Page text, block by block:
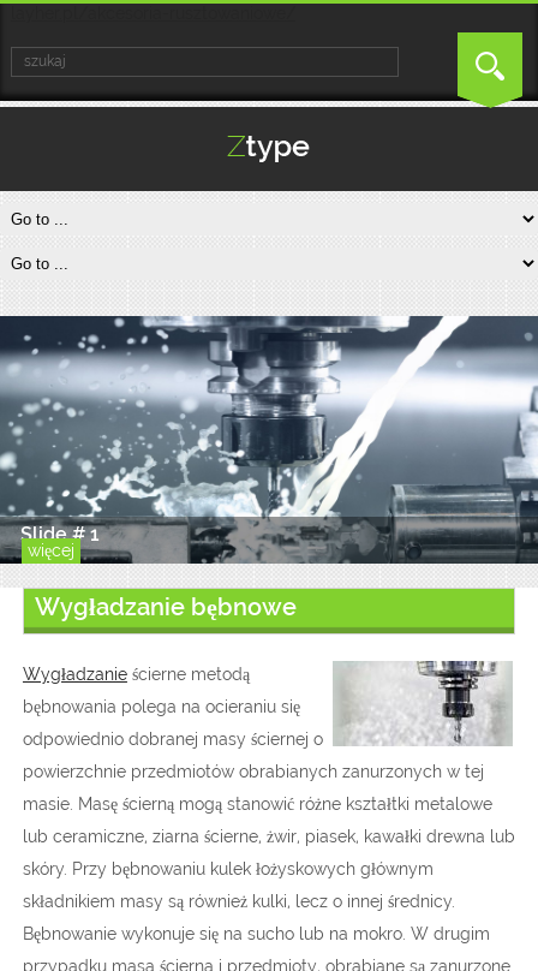
Slide # 1
więcej
Wygładzanie bębnowe
Wygładzanieścierne metodą
bębnowania polega na ocieraniu się
odpowiednio dobranej masy ściernej o
powierzchnie przedmiotów obrabianych zanurzonych w tej
masie. Masę ścierną mogą stanowić różne kształtki metalowe
lub ceramiczne, ziarna ścierne, żwir, piasek, kawałki drewna lub
skóry. Przy bębnowaniu kulek łożyskowych głównym
składnikiem masy są również kulki, lecz o innej średnicy.
Bębnowanie wykonuje się na sucho lub na mokro. W drugim
przypadku masa ścierna i przedmioty, obrabiane są zanurzone